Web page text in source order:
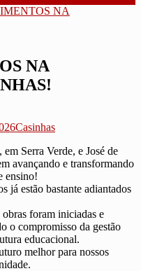
NA
NA
Casinhas
Serra Verde, e José de
avançando e transformando
ensino!
já estão bastante adiantados
obras foram iniciadas e
o compromisso da gestão
educacional.
melhor para nossos